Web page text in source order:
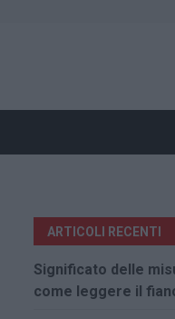
ARTICOLI RECENTI
Significato delle
come leggere il